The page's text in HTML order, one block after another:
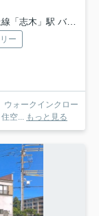
ス17分 「富士見クリニック」 停歩2分
ー
ウォークインクロー
空... もっと見る